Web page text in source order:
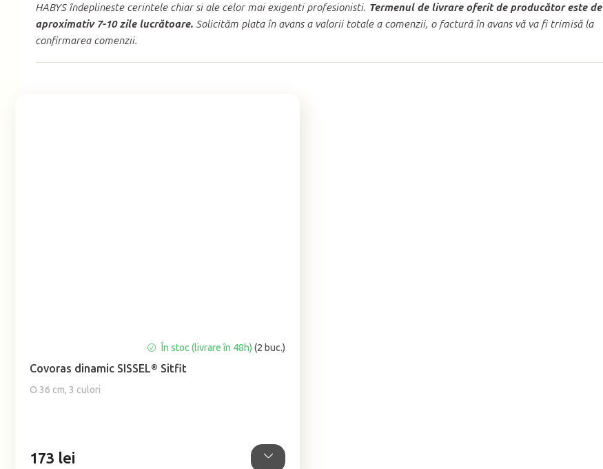
Covoras dinamic SISSEL® Sitfit
O 36 cm, 3 culori
a
produsului
stele.
În stoc (livrare în 48h)(2 buc.)
173 lei
HABYS îndeplineste cerintele chiar si ale celor mai exigenti profesionisti. Termenul de livrare oferit de producător este de
aproximativ 7-10 zile lucrătoare. Solicităm plata în avans a valorii totale a comenzii, o factură în avans vă va fi trimisă la
confirmarea comenzii.